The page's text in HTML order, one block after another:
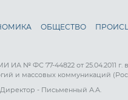
ОБЩЕСТВО
ИА № ФС 77-44822 от 25.04.2011
и массовых коммуникаций
- Письменный А.А.